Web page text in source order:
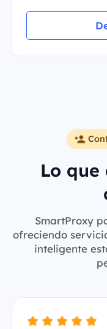
Lo que
SmartProxy
ofreciendo
inteligente